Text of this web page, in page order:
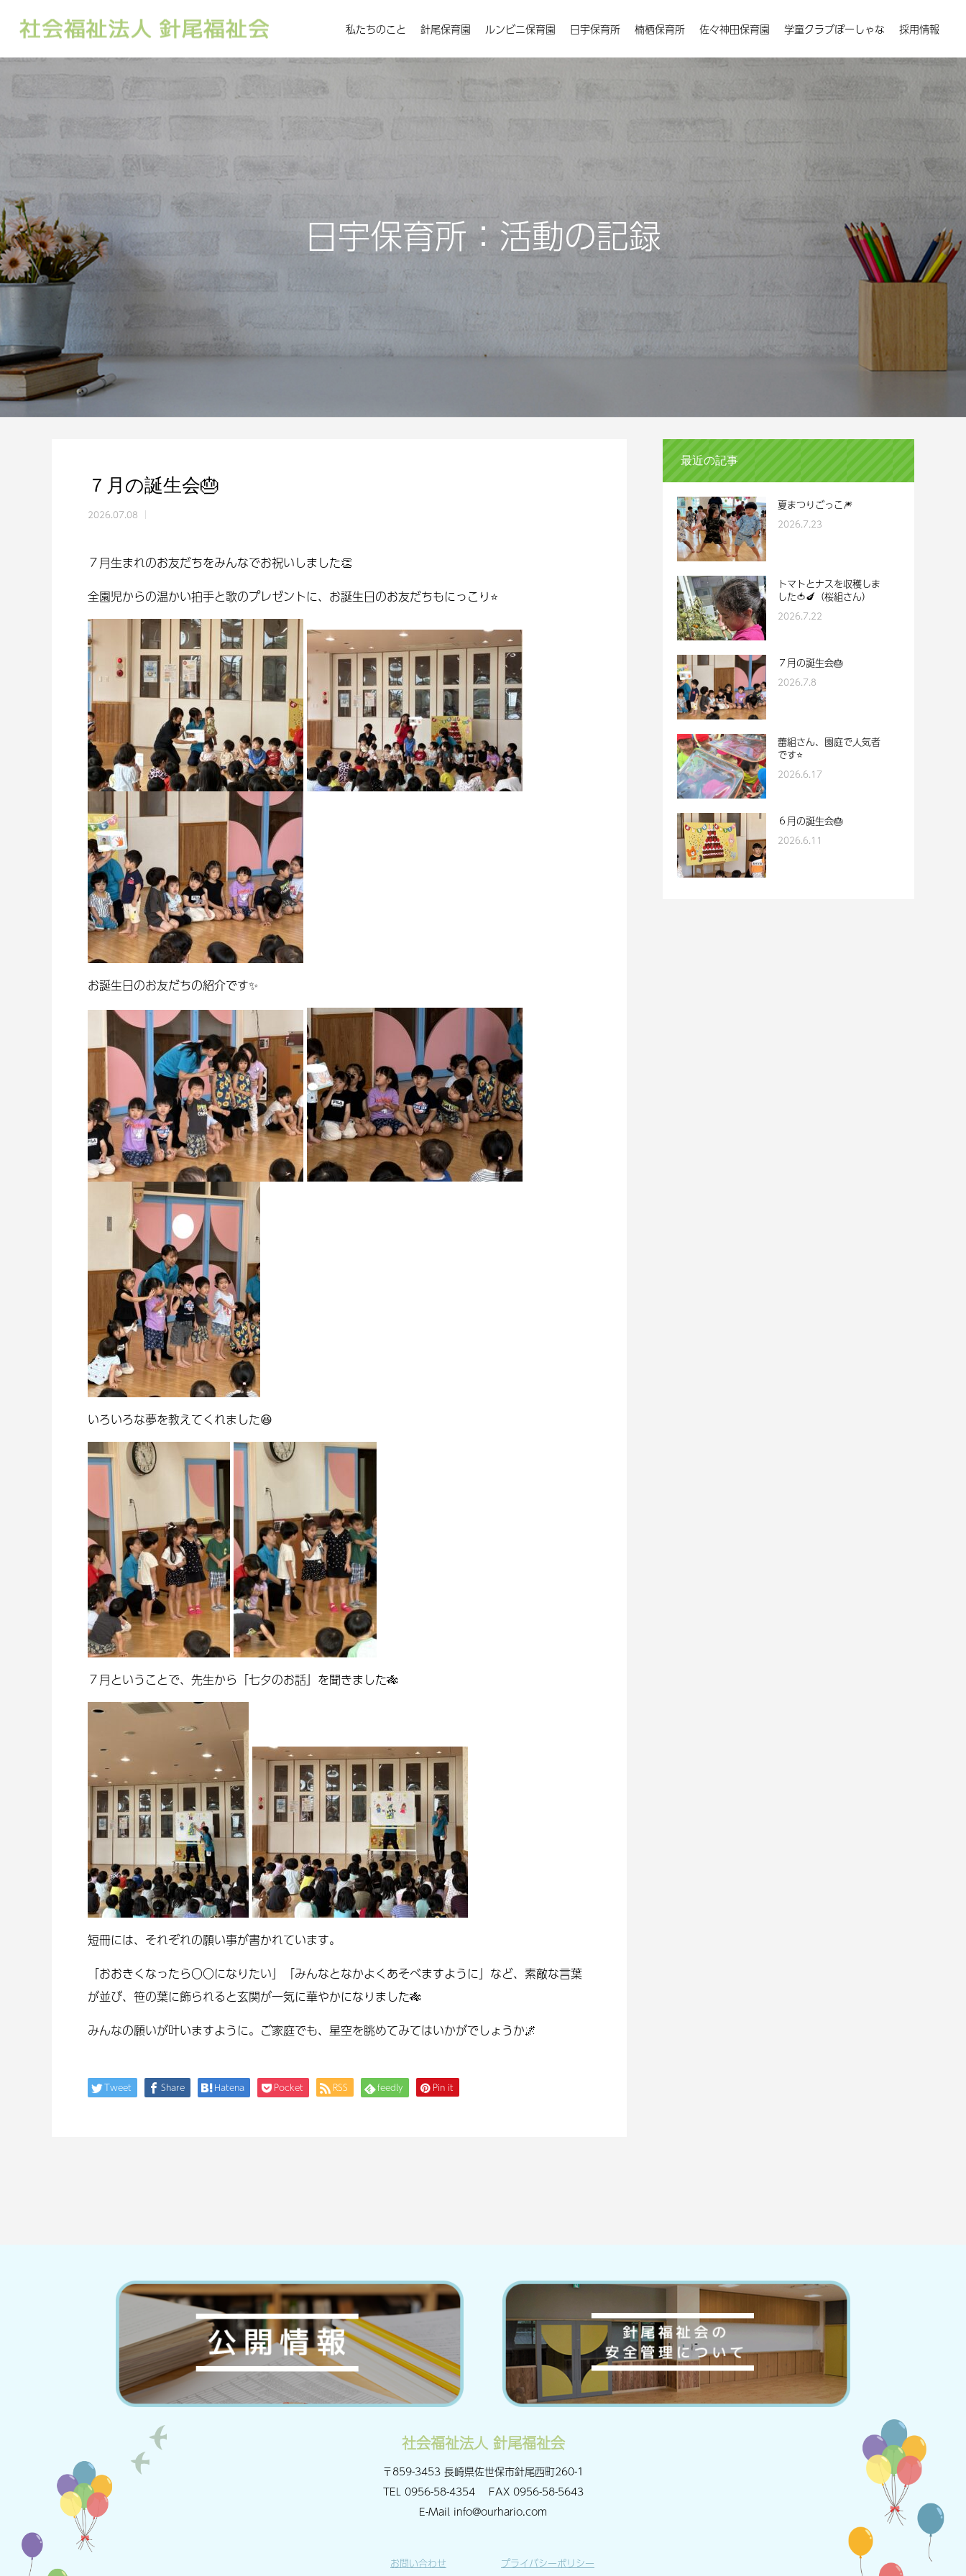
私たちのこと 針尾保育園 ルンビニ保育園 日宇保育所 楠栖保育所 佐々神田保育園 学童クラブぽーしゃな 採用情報
日宇保育所：活動の記録
７月の誕生会🎂
2026.07.08
７月生まれのお友だちをみんなでお祝いしました👏
全園児からの温かい拍手と歌のプレゼントに、お誕生日のお友だちもにっこり⭐️
お誕生日のお友だちの紹介です✨
いろいろな夢を教えてくれました😆
７月ということで、先生から「七夕のお話」を聞きました🎋
短冊には、それぞれの願い事が書かれています。
「おおきくなったら〇〇になりたい」「みんなとなかよくあそべますように」など、素敵な言葉
が並び、笹の葉に飾られると玄関が一気に華やかになりました🎋
みんなの願いが叶いますように。ご家庭でも、星空を眺めてみてはいかがでしょうか🌌
Tweet Share Hatena Pocket RSS feedly Pin it
最近の記事
夏まつりごっこ🎆
2026.7.23
トマトとナスを収穫しま
した🍅🍆（桜組さん）
2026.7.22
７月の誕生会🎂
2026.7.8
蕾組さん、園庭で人気者
です⭐
2026.6.17
６月の誕生会🎂
2026.6.11
社会福祉法人 針尾福祉会
〒859-3453 長崎県佐世保市針尾西町260-1
TEL 0956-58-4354FAX 0956-58-5643
E-Mail info@ourhario.com
お問い合わせ プライバシーポリシー